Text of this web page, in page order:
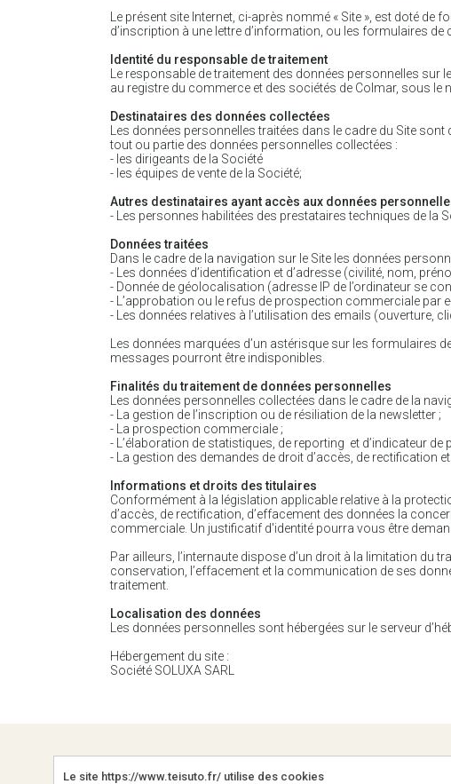
Le présent site Internet, ci-après nommé « Site », est doté
d’inscription à une lettre d’information, ou les formulaires
Identité du responsable de traitement
Le responsable de traitement des données personnelles sur
au registre du commerce et des sociétés de Colmar, sous le
Destinataires des données collectées
Les données personnelles traitées dans le cadre du Site
tout ou partie des données personnelles collectées :
- les dirigeants de la Société
- les équipes de vente de la Société;
Autres destinataires ayant accès aux données
- Les personnes habilitées des prestataires techniques de la
Données traitées
Dans le cadre de la navigation sur le Site les données
- Les données d’identification et d’adresse (civilité, nom,
- Donnée de géolocalisation (adresse IP de l’ordinateur se
- L’approbation ou le refus de prospection commerciale par
- Les données relatives à l’utilisation des emails (ouverture,
Les données marquées d’un astérisque sur les formulaires
messages pourront être indisponibles.
Finalités du traitement de données personnelles
Les données personnelles collectées dans le cadre de la
- La gestion de l’inscription ou de résiliation de la newsletter ;
- La prospection commerciale ;
- L’élaboration de statistiques, de reporting et d’indicateur de
- La gestion des demandes de droit d’accès, de rectification
Informations et droits des titulaires
Conformément à la législation applicable relative à la
d’accès, de rectification, d’effacement des données la
commerciale. Un justificatif d'identité pourra vous être
Par ailleurs, l’internaute dispose d’un droit à la limitation du
conservation, l’effacement et la communication de ses
traitement.
Localisation des données
Les données personnelles sont hébergées sur le serveur
Hébergement du site :
Société SOLUXA SARL
Le site https://www.teisuto.fr/ utilise des cookies